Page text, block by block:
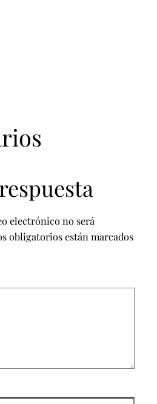
electrónico no será
obligatorios están marcados